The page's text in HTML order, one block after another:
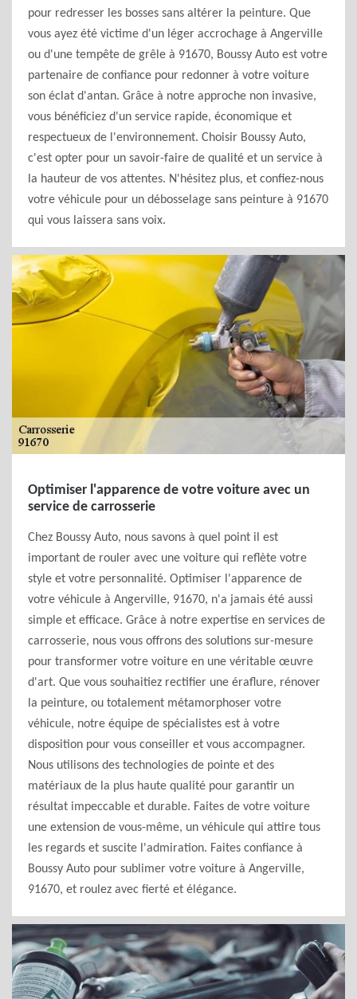
pour redresser les bosses sans altérer la peinture. Que
vous ayez été victime d'un léger accrochage à Angerville
ou d'une tempête de grêle à 91670, Boussy Auto est votre
partenaire de confiance pour redonner à votre voiture
son éclat d'antan. Grâce à notre approche non invasive,
vous bénéficiez d'un service rapide, économique et
respectueux de l'environnement. Choisir Boussy Auto,
c'est opter pour un savoir-faire de qualité et un service à
la hauteur de vos attentes. N'hésitez plus, et confiez-nous
votre véhicule pour un débosselage sans peinture à 91670
qui vous laissera sans voix.
Optimiser l'apparence de votre voiture avec un
service de carrosserie
Chez Boussy Auto, nous savons à quel point il est
important de rouler avec une voiture qui reflète votre
style et votre personnalité. Optimiser l'apparence de
votre véhicule à Angerville, 91670, n'a jamais été aussi
simple et efficace. Grâce à notre expertise en services de
carrosserie, nous vous offrons des solutions sur-mesure
pour transformer votre voiture en une véritable œuvre
d'art. Que vous souhaitiez rectifier une éraflure, rénover
la peinture, ou totalement métamorphoser votre
véhicule, notre équipe de spécialistes est à votre
disposition pour vous conseiller et vous accompagner.
Nous utilisons des technologies de pointe et des
matériaux de la plus haute qualité pour garantir un
résultat impeccable et durable. Faites de votre voiture
une extension de vous-même, un véhicule qui attire tous
les regards et suscite l'admiration. Faites confiance à
Boussy Auto pour sublimer votre voiture à Angerville,
91670, et roulez avec fierté et élégance.